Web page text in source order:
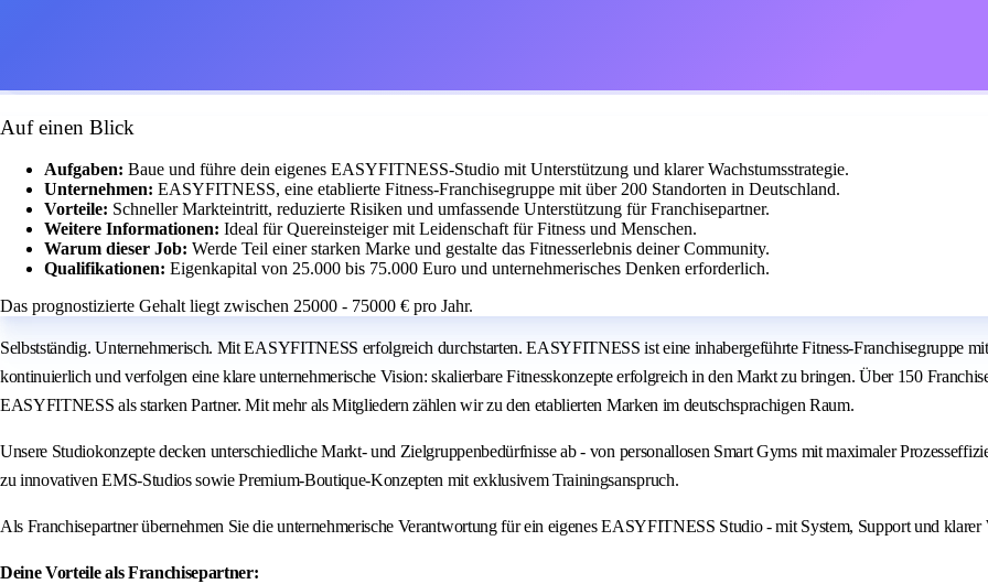
Auf einen Blick
Aufgaben: Baue und führe dein eigenes EASYFITNESS-Studio mit Unterstützung und klarer Wachstumsstrategie.
Unternehmen: EASYFITNESS, eine etablierte Fitness-Franchisegruppe mit über 200 Standorten in Deutschland.
Vorteile: Schneller Markteintritt, reduzierte Risiken und umfassende Unterstützung für Franchisepartner.
Weitere Informationen: Ideal für Quereinsteiger mit Leidenschaft für Fitness und Menschen.
Warum dieser Job: Werde Teil einer starken Marke und gestalte das Fitnesserlebnis deiner Community.
Qualifikationen: Eigenkapital von 25.000 bis 75.000 Euro und unternehmerisches Denken erforderlich.
Das prognostizierte Gehalt liegt zwischen 25000 - 75000 € pro Jahr.
Selbstständig. Unternehmerisch. Mit EASYFITNESS erfolgreich durchstarten. EASYFITNESS ist eine inhabergeführte Fitness-Franchisegruppe
kontinuierlich und verfolgen eine klare unternehmerische Vision: skalierbare Fitnesskonzepte erfolgreich in den Markt zu bringen. Über 150
EASYFITNESS als starken Partner. Mit mehr als Mitgliedern zählen wir zu den etablierten Marken im deutschsprachigen Raum.
Unsere Studiokonzepte decken unterschiedliche Markt- und Zielgruppenbedürfnisse ab - von personallosen Smart Gyms mit maximaler
zu innovativen EMS-Studios sowie Premium-Boutique-Konzepten mit exklusivem Trainingsanspruch.
Als Franchisepartner übernehmen Sie die unternehmerische Verantwortung für ein eigenes EASYFITNESS Studio - mit System, Support und klarer
Deine Vorteile als Franchisepartner: